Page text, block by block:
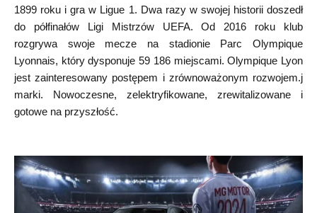
1899 roku i gra w Ligue 1. Dwa razy w swojej historii doszedł
do półfinałów Ligi Mistrzów UEFA. Od 2016 roku klub
rozgrywa swoje mecze na stadionie Parc Olympique
Lyonnais, który dysponuje 59 186 miejscami. Olympique Lyon
jest zainteresowany postępem i zrównoważonym rozwojem.j
marki. Nowoczesne, zelektryfikowane, zrewitalizowane i
gotowe na przyszłość.